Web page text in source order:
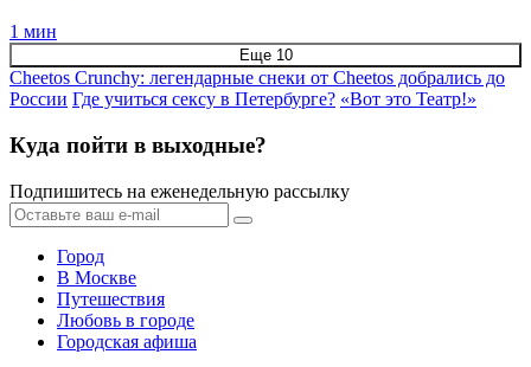
1 мин
Еще 10
Cheetos Crunchy: легендарные снеки от Cheetos добрались до
России Где учиться сексу в Петербурге? «Вот это Театр!»
Куда пойти в выходные?
Подпишитесь на еженедельную рассылку
Город
В Москве
Путешествия
Любовь в городе
Городская афиша